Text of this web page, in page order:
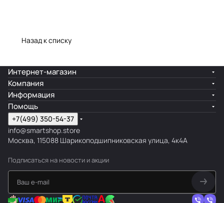
Назад к списку
Интернет-магазин
Компания
Информация
Помощь
+7(499) 350-54-37
info@smartshop.store
Москва, 115088 Шарикоподшипниковская улица, 4к4А
Подписаться на новости и акции